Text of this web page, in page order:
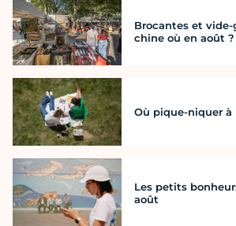
Brocantes et vide-
chine où en août ?
Où pique-niquer à
Les petits
août